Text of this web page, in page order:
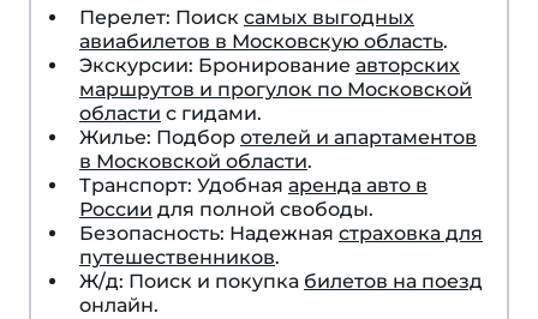
Перелет: Поиск самых выгодных
авиабилетов в Московскую область.
Экскурсии: Бронирование авторских
маршрутов и прогулок по Московской
области с гидами.
Жилье: Подбор отелей и апартаментов
в Московской области.
Транспорт: Удобная аренда авто в
России для полной свободы.
Безопасность: Надежная страховка для
путешественников.
Ж/д: Поиск и покупка билетов на поезд
онлайн.